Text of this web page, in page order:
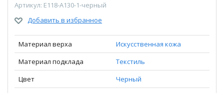
Артикул: E118-A130-1-черный
Добавить в избранное
Материал верха
Искусственная кожа
Материал подклада
Текстиль
Цвет
Черный